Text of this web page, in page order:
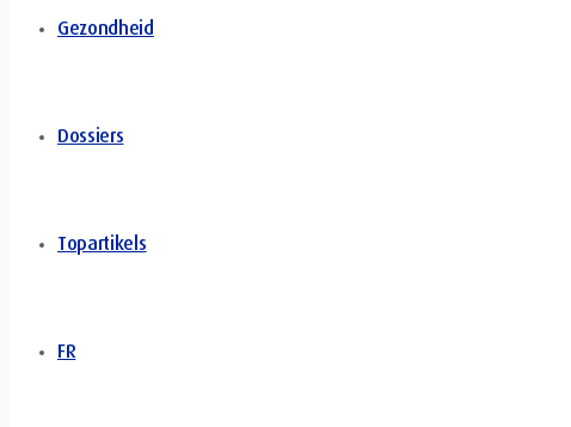
Gezondheid
Dossiers
Topartikels
FR